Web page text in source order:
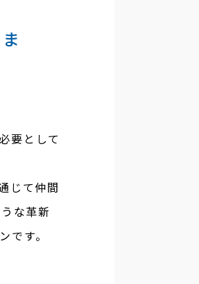
要として
じて仲間
な革新
す。